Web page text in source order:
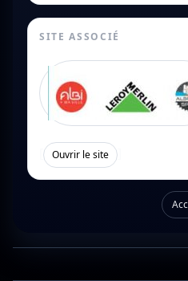
SITE ASSOCIÉ
Ouvrir le site